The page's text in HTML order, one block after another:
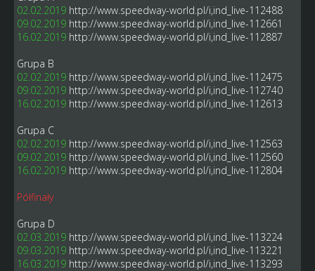
02.02.2019 http://www.speedway-world.pl/i,ind_live-112488
09.02.2019 http://www.speedway-world.pl/i,ind_live-112661
16.02.2019 http://www.speedway-world.pl/i,ind_live-112887
Grupa B
02.02.2019 http://www.speedway-world.pl/i,ind_live-112475
09.02.2019 http://www.speedway-world.pl/i,ind_live-112740
16.02.2019 http://www.speedway-world.pl/i,ind_live-112613
Grupa C
02.02.2019 http://www.speedway-world.pl/i,ind_live-112563
09.02.2019 http://www.speedway-world.pl/i,ind_live-112560
16.02.2019 http://www.speedway-world.pl/i,ind_live-112804
Półfinały
Grupa D
02.03.2019 http://www.speedway-world.pl/i,ind_live-113224
09.03.2019 http://www.speedway-world.pl/i,ind_live-113221
16.03.2019 http://www.speedway-world.pl/i,ind_live-113293